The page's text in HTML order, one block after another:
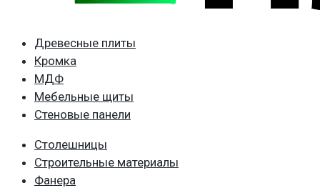
Древесные плиты
Кромка
МДФ
Мебельные щиты
Стеновые панели
Столешницы
Строительные материалы
Фанера